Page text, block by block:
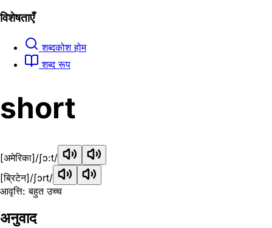
विशेषताएँ
शब्दकोश होम
शब्द रूप
short
[अमेरिका]/ʃɔ:t/
[ब्रिटेन]/ʃɔrt/
आवृत्ति: बहुत उच्च
अनुवाद